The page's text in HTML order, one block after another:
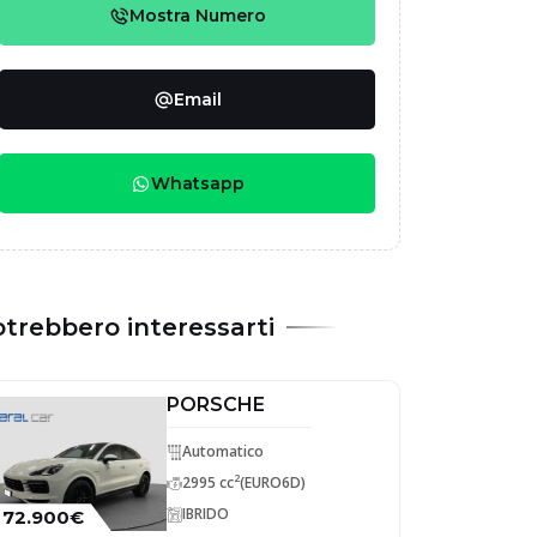
Mostra Numero
Email
Whatsapp
interessarti
72.900€
PORSCHE
Automatico
2995 cc2(EURO6D)
IBRIDO